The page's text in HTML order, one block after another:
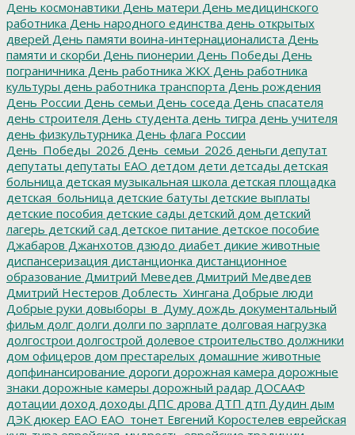
День космонавтики День матери День медицинского
работника День народного единства день открытых
дверей День памяти воина-интернационалиста День
памяти и скорби День пионерии День Победы День
пограничника День работника ЖКХ День работника
культуры день работника транспорта День рождения
День России День семьи День соседа День спасателя
день строителя День студента день тигра день учителя
день физкультурника День флага России
День_Победы_2026 День_семьи_2026 деньги депутат
депутаты депутаты ЕАО детдом дети детсады детская
больница детская музыкальная школа детская площадка
детская_больница детские батуты детские выплаты
детские пособия детские сады детский дом детский
лагерь детский сад детское питание детское пособие
Джабаров Джанхотов дзюдо диабет дикие животные
диспансеризация дистанционка дистанционное
образование Дмитрий Меведев Дмитрий Медведев
Дмитрий Нестеров Доблесть_Хингана Добрые люди
Добрые руки довыборы_в_Думу дождь документальный
фильм долг долги долги по зарплате долговая нагрузка
долгострои долгострой долевое строительство должники
дом офицеров дом престарелых домашние животные
допфинансирование дороги дорожная камера дорожные
знаки дорожные камеры дорожный радар ДОСААФ
дотации доход доходы ДПС дрова ДТП дтп Дудин дым
ДЭК дюкер ЕАО ЕАО_тонет Евгений Коростелев еврейская